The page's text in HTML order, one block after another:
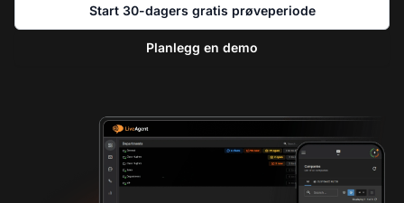
Start 30-dagers gratis prøveperiode
Planlegg en demo